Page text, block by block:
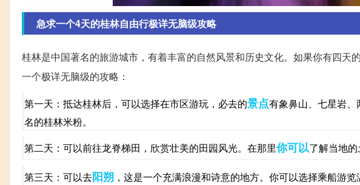
急求一个4天的桂林自由行极详无脑级攻略
桂林是中国著名的旅游城市，有着丰富的自然风景和历史文化。如果你有四天
一个极详无脑级的攻略：
第一天：抵达桂林后，可以选择在市区游玩，必去的景点有象鼻山、七星岩
名的桂林米粉。
第二天：可以前往龙脊梯田，欣赏壮美的田园风光。在那里你可以了解当地
第三天：可以去阳朔 ，这是一个充满浪漫和诗意的地方。你可以选择乘船游